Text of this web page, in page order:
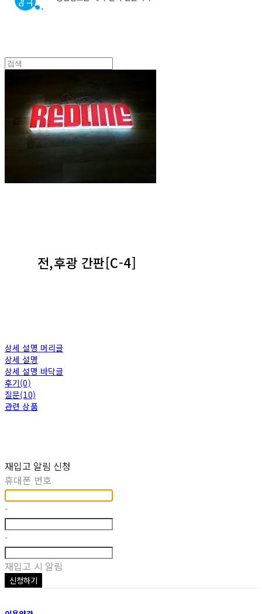
전,후광 간판[C-4]
상세 설명 머리글
상세 설명
상세 설명 바닥글
후기(0)
질문(10)
관련 상품
재입고 알림 신청
휴대폰 번호
-
-
재입고 시 알림
신청하기